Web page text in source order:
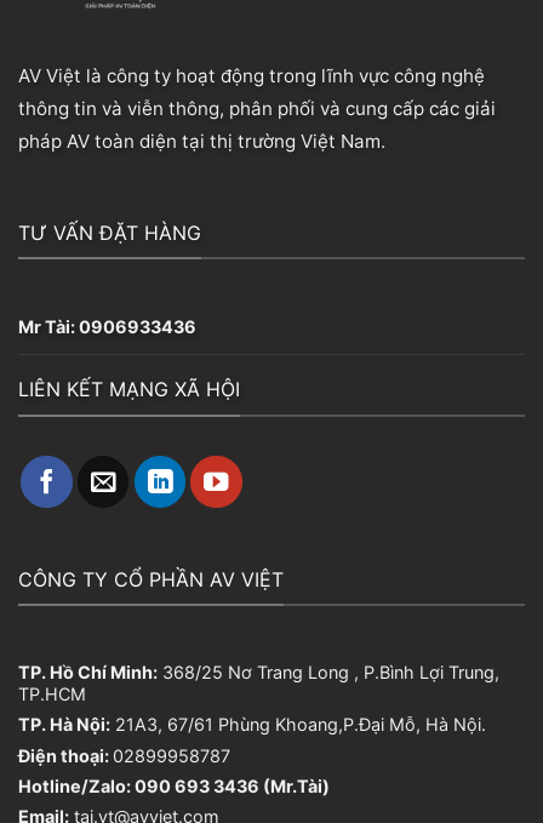
AV Việt là công ty hoạt động trong lĩnh vực công nghệ
thông tin và viễn thông, phân phối và cung cấp các giải
pháp AV toàn diện tại thị trường Việt Nam.
TƯ VẤN ĐẶT HÀNG
Mr Tài:0906933436
LIÊN KẾT MẠNG XÃ HỘI
CÔNG TY CỔ PHẦN AV VIỆT
TP. Hồ Chí Minh: 368/25 Nơ Trang Long , P.Bình Lợi Trung,
TP.HCM
TP. Hà Nội: 21A3, 67/61 Phùng Khoang,P.Đại Mỗ, Hà Nội.
Điện thoại:02899958787
Hotline/Zalo: 090 693 3436 (Mr.Tài)
Email: tai.vt@avviet.com